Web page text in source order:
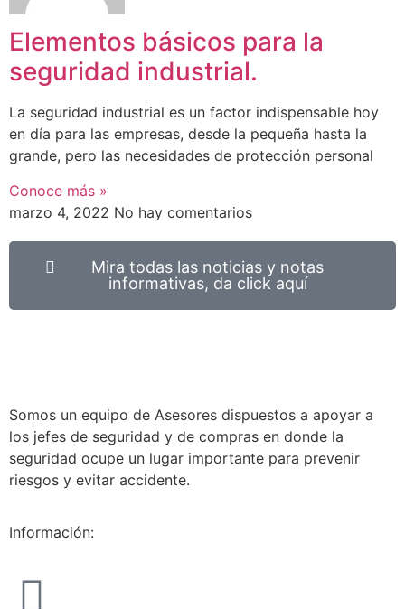
Elementos básicos para la
seguridad industrial.
La seguridad industrial es un factor indispensable hoy
en día para las empresas, desde la pequeña hasta la
grande, pero las necesidades de protección personal
Conoce más »
marzo 4, 2022 No hay comentarios
Mira todas las noticias y notas
informativas, da click aquí
Somos un equipo de Asesores dispuestos a apoyar a
los jefes de seguridad y de compras en donde la
seguridad ocupe un lugar importante para prevenir
riesgos y evitar accidente.
Información: